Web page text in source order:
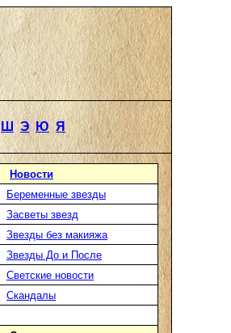
Ш Э Ю Я
Новости
Беременные звезды
Засветы звезд
Звезды без макияжа
Звезды До и После
Светские новости
Скандалы